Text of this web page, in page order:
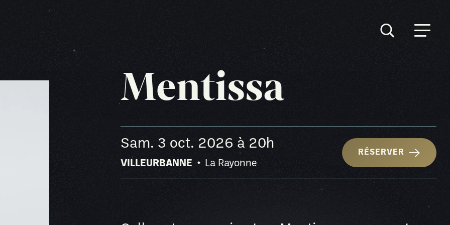
Mentissa
sam. 3 oct. 2026 à 20h
VILLEURBANNE La Rayonne
RÉSERVER